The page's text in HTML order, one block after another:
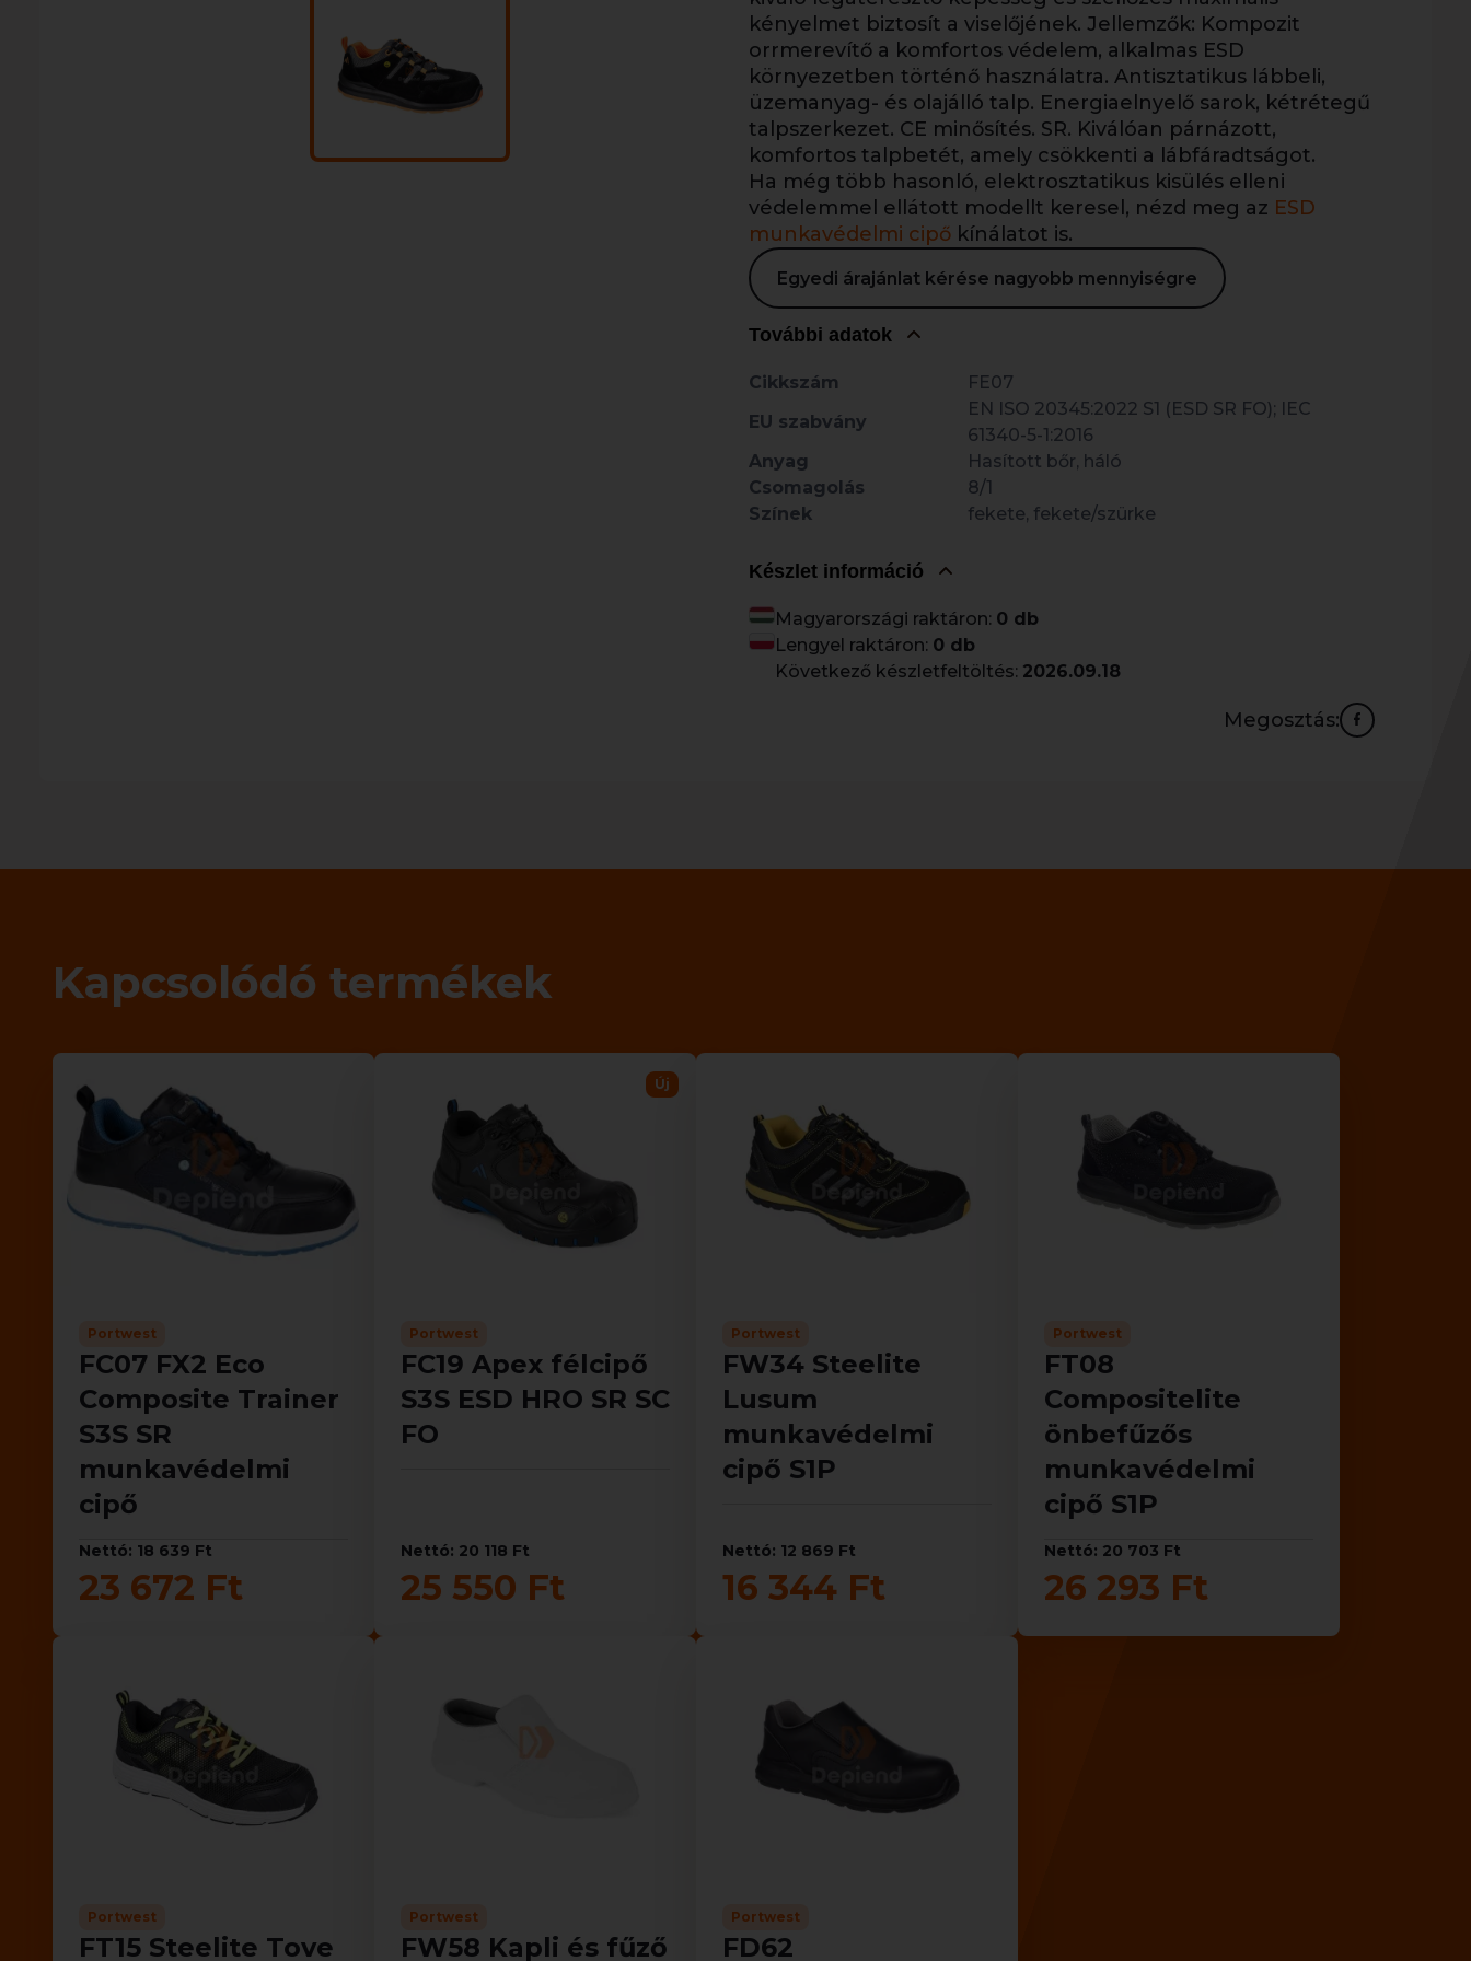
kényelmet biztosít a viselőjének. Jellemzők: Kompozit
orrmerevítő a komfortos védelem, alkalmas ESD
környezetben történő használatra. Antisztatikus lábbeli,
üzemanyag- és olajálló talp. Energiaelnyelő sarok, kétrétegű
talpszerkezet. CE minősítés. SR. Kiválóan párnázott,
komfortos talpbetét, amely csökkenti a lábfáradtságot.
Ha még több hasonló, elektrosztatikus kisülés elleni
védelemmel ellátott modellt keresel, nézd meg az ESD
munkavédelmi cipő kínálatot is.
Egyedi árajánlat kérése nagyobb mennyiségre
További adatok
Cikkszám
FE07
EU szabvány
EN ISO 20345:2022 S1 (ESD SR FO); IEC
61340-5-1:2016
Anyag
Hasított bőr, háló
Csomagolás
8/1
Színek
fekete, fekete/szürke
Készlet információ
Magyarországi raktáron: 0 db
Lengyel raktáron: 0 db
Következő készletfeltöltés: 2026.09.18
Megosztás:
Kapcsolódó termékek
Portwest
FC07 FX2 Eco
Composite Trainer
S3S SR
munkavédelmi
cipő
Nettó: 18 639 Ft
23 672 Ft
Új
Portwest
FC19 Apex félcipő
S3S ESD HRO SR SC
FO
Nettó: 20 118 Ft
25 550 Ft
Portwest
FW34 Steelite
Lusum
munkavédelmi
cipő S1P
Nettó: 12 869 Ft
16 344 Ft
Portwest
FT08
Compositelite
önbefűzős
munkavédelmi
cipő S1P
Nettó: 20 703 Ft
26 293 Ft
Portwest
FT15 Steelite Tove
Portwest
FW58 Kapli és fűző
Portwest
FD62